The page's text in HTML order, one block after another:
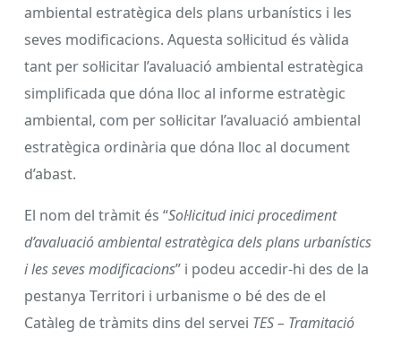
ambiental estratègica dels plans urbanístics i les
seves modificacions. Aquesta sol·licitud és vàlida
tant per sol·licitar l’avaluació ambiental estratègica
simplificada que dóna lloc al informe estratègic
ambiental, com per sol·licitar l’avaluació ambiental
estratègica ordinària que dóna lloc al document
d’abast.
El nom del tràmit és “Sol·licitud inici procediment
d’avaluació ambiental estratègica dels plans urbanístics
i les seves modificacions” i podeu accedir-hi des de la
pestanya Territori i urbanisme o bé des de el
Catàleg de tràmits dins del servei TES – Tramitació